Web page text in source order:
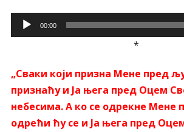
Прегледач
звучних
00:00
*
„Сваки који призна Мене пред
признаћу и Ја њега пред Оцем
небесима. А ко се одрекне Мене
одрећи ћу се и Ја њега пред